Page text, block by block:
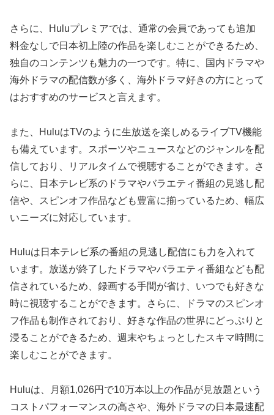
さらに、Huluプレミアでは、通常の会員であっても追加
料金なしで日本初上陸の作品を楽しむことができるため、
独自のコンテンツも魅力の一つです。特に、国内ドラマや
海外ドラマの配信数が多く、海外ドラマ好きの方にとって
はおすすめのサービスと言えます。
また、HuluはTVのように生放送を楽しめるライブTV機能
も備えています。スポーツやニュースなどのジャンルを配
信しており、リアルタイムで視聴することができます。さ
らに、日本テレビ系のドラマやバラエティ番組の見逃し配
信や、スピンオフ作品なども豊富に揃っているため、幅広
いニーズに対応しています。
Huluは日本テレビ系の番組の見逃し配信にも力を入れて
います。放送が終了したドラマやバラエティ番組なども配
信されているため、録画する手間が省け、いつでも好きな
時に視聴することができます。さらに、ドラマのスピンオ
フ作品も制作されており、好きな作品の世界にどっぷりと
浸ることができるため、週末やちょっとしたスキマ時間に
楽しむことができます。
Huluは、月額1,026円で10万本以上の作品が見放題という
コストパフォーマンスの高さや、海外ドラマの日本最速配